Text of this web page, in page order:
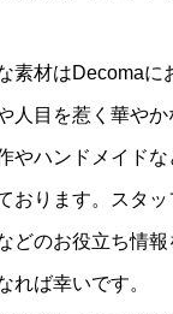
素材はDecomaに
人目を惹く華やか
やハンドメイド
おります。スタ
どのお役立ち情報
れば幸いです。